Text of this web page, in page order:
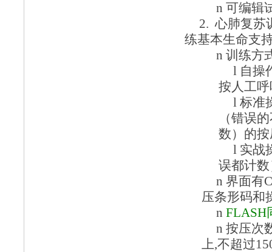
n 可编辑
2.心肺复苏
练基本生命支
n 训练方
l 自操
按人工
l 标准
（错误
数）的
l 实战
误都计
n 界面有
压条形码和
n FLASH
n 按压次
上,不超过